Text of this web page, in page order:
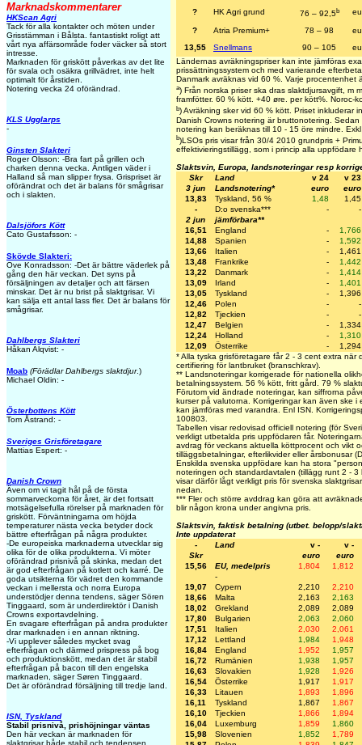
Marknadskommentarer
HKScan Agri
Tack för alla kontakter och möten under
Grisstämman i Bålsta. fantastiskt roligt att
vårt nya affärsområde foder väcker så stort
intresse.
Marknaden för griskött påverkas av det lite
för svala och osäkra grillvädret, inte helt
optimalt för årstiden.
Notering vecka 24 oförändrad.
KLS Ugglarps
-
Ginsten Slakteri
Roger Olsson: -Bra fart på grillen och
charken denna vecka. Äntligen väder i
Halland så man slipper frysa. Grispriset är
oförändrat och det är balans för smågrisar
och i slakten.
Dalsjöfors Kött
Cato Gustafsson: -
Skövde Slakteri:
Ove Konradsson: -Det är bättre väderlek på
gång den här veckan. Det syns på
försäljningen av detaljer och att färsen
minskar. Det är nu brist på slaktgrisar. Vi
kan sälja ett antal lass fler. Det är balans för
smågrisar.
Dahlbergs Slakteri
Håkan Alqvist: -
Moab (Förädlar Dahlbergs slaktdjur.)
Michael Oldin: -
Österbottens Kött
Tom Åstrand: -
Sveriges Grisföretagare
Mattias Espert: -
Danish Crown
Även om vi tagit hål på de första
sommarveckorna för året, är det fortsatt
motsägelsefulla rörelser på marknaden för
griskött. Förväntningarna om höjda
temperaturer nästa vecka betyder dock
bättre efterfrågan på några produkter.
-De europeiska marknaderna utvecklar sig
olika för de olika produkterna. Vi möter
oförändrad prisnivå på skinka, medan det
är god efterfrågan på kotlett och karré. De
goda utsikterna för vädret den kommande
veckan i mellersta och norra Europa
understödjer denna tendens, säger Sören
Tinggaard, som är underdirektör i Danish
Crowns exportavdelning.
En svagare efterfrågan på andra produkter
drar marknaden i en annan riktning.
-Vi upplever således mycket svag
efterfrågan och därmed prispress på bog
och produktionskött, medan det är stabil
efterfrågan på bacon till den engelska
marknaden, säger Søren Tinggaard.
Det är oförändrad försäljning till tredje land.
ISN, Tyskland
Stabil prisnivå, prishöjningar väntas
Den här veckan är marknaden för
slaktgrisar både stabil och tendensen
? HK Agri grund 76 – 92,5b
? Atria Premium+ 78 – 98
13,55
Snellmans 90 – 105
Ländernas avräkningspriser kan inte jämföras
prissättningssystem och med varierande
Danmark avräknas vid 60 %. Varje procentenhet
a) Från norska priser ska dras slaktdjursavgift, m
framfötter. 60 % kött. +40 øre. per kött%. Noroc-
b) Avräkning sker vid 60 % kött. Priset inkluderar
Danish Crowns notering är bruttonotering. Sedan
notering kan beräknas till 10 - 15 öre mindre.
b)LSOs pris visar från 30/4 2010 grundpris +
effektivieringstillägg, som i princip alla uppfödare
Slaktsvin, Europa, landsnoteringar resp
Skr
Land v 24
v 23
3 jun
Landsnotering* euro
euro
13,83
Tyskland, 56 % 1,48
1,45
-
D:o svenska*** -
-
2 jun
jämförbara**
16,51
England -
1,766
14,88
Spanien -
1,592
13,66
Italien -
1,461
13,48
Frankrike -
1,442
13,22
Danmark -
1,414
13,09
Irland -
1,401
13,05
Tyskland -
1,396
12,46
Polen -
-
12,82
Tjeckien -
-
12,47
Belgien -
1,334
12,24
Holland -
1,310
12,09
Österrike -
1,294
* Alla tyska grisföretagare får 2 - 3 cent extra när
certifiering för lantbruket (branschkrav).
** Landsnoteringar korrigerade för nationella
betalningssystem. 56 % kött, fritt gård. 79 %
Förutom vid ändrade noteringar, kan siffrorna
kurser på valutorna. Korrigeringar kan även ske i
kan jämföras med varandra. Enl ISN.
100803.
Tabellen visar redovisad officiell notering (för
verkligt utbetalda pris uppfödaren får.
avdrag för veckans aktuella köttprocent och vikt
tilläggsbetalningar, efterlikvider eller årsbonusar
Enskilda svenska uppfödare kan ha stora
noteringen och standardavtalen (tillägg runt 2 - 3
visar därför lågt verkligt pris för svenska
nedan.
*** Fler och större avddrag kan göra att
blir någon krona under angivna pris.
Slaktsvin, faktisk betalning (utbet. belopp/
Inte uppdaterat
-
Land v -
v -
Skr
euro
euro
15,56
EU, medelpris 1,804
1,812
-
19,07
Cypern 2,210
2,210
18,66
Malta 2,163
2,163
18,02
Grekland 2,089
2,089
17,80
Bulgarien 2,063
2,060
17,51
Italien 2,030
2,061
17,12
Lettland 1,984
1,948
16,84
England 1,952
1,957
16,72
Rumänien 1,938
1,957
16,63
Slovakien 1,928
1,926
16,54
Österrike 1,917
1,917
16,33
Litauen 1,893
1,896
16,11
Tyskland 1,867
1,867
16,10
Tjeckien 1,866
1,894
16,04
Luxemburg 1,859
1,860
15,98
Slovenien 1,852
1,789